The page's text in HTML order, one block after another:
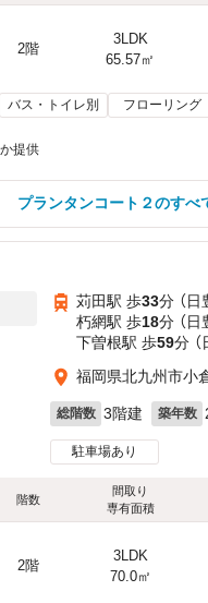
2階
3LDK
65.57㎡
バス・トイレ別 フローリング
提供
プランタンコート２のすべ
苅田駅 歩33分 （日
朽網駅 歩18分 （日
下曽根駅 歩59分 （
福岡県北九州市小
総階数 3階建 築年数
駐車場あり
階数
間取り
専有面積
2階
3LDK
70.0㎡